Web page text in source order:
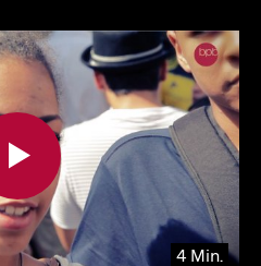
4 Min.